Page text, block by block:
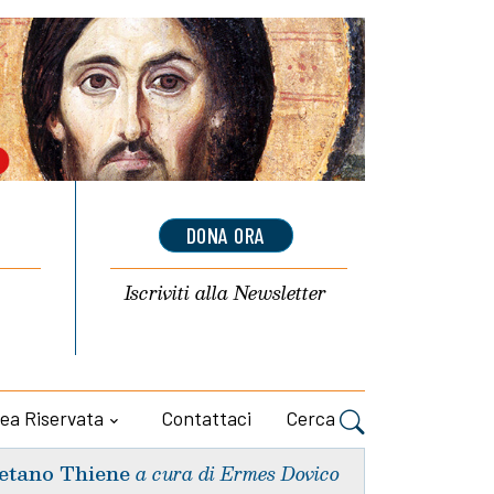
DONA ORA
Iscriviti allaNewsletter
Riservata Contattaci Cerca
Thiene a cura di Ermes Dovico